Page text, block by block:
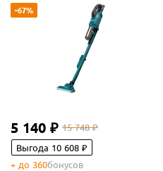
-67%
5 140 ₽ 15 748 ₽
Выгода 10 608 ₽
+ до 360бонусов